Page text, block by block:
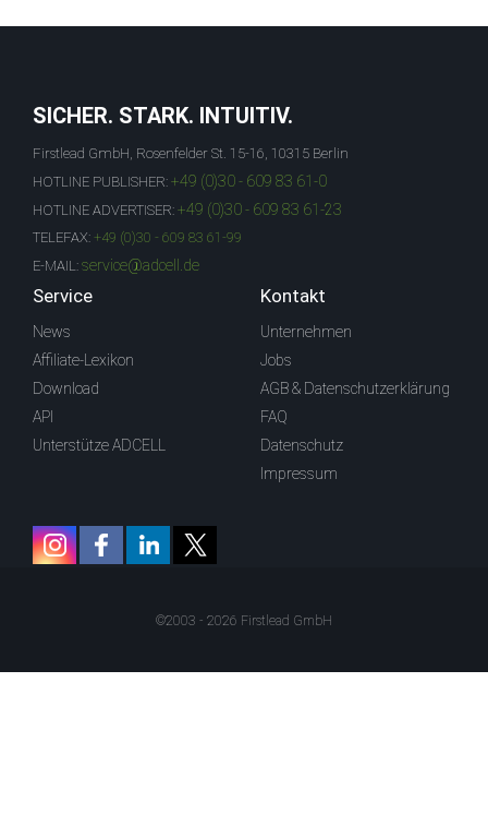
SICHER. STARK. INTUITIV.
Firstlead GmbH, Rosenfelder St. 15-16, 10315 Berlin
HOTLINE PUBLISHER: +49 (0)30 - 609 83 61-0
HOTLINE ADVERTISER: +49 (0)30 - 609 83 61-23
TELEFAX: +49 (0)30 - 609 83 61-99
E-MAIL: service@adcell.de
Service
News
Affiliate-Lexikon
Download
API
Unterstütze ADCELL
Kontakt
Unternehmen
Jobs
AGB & Datenschutzerklärung
FAQ
Datenschutz
Impressum
©2003 - 2026 Firstlead GmbH